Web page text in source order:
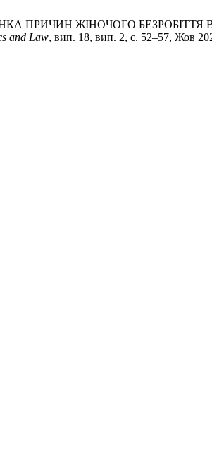
ПРИЧИН ЖІНОЧОГО БЕЗРОБІТТЯ В
and Law, вип. 18, вип. 2, с. 52–57, Жов